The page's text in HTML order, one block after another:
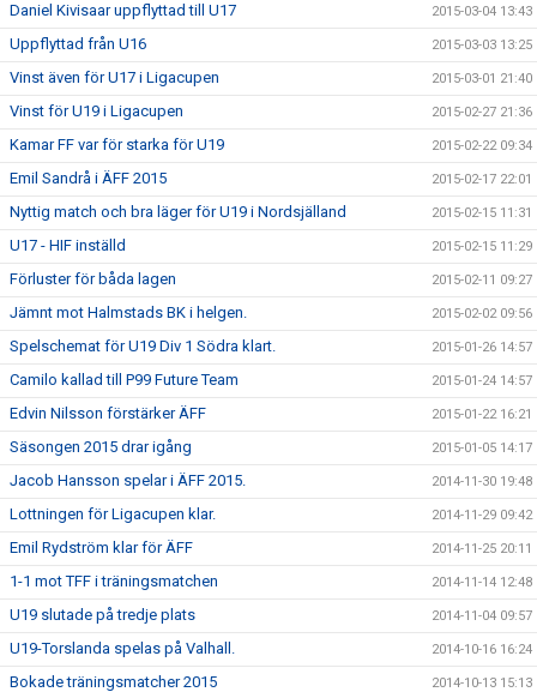
Daniel Kivisaar uppflyttad till U17 2015-03-04 13:43
Uppflyttad från U16 2015-03-03 13:25
Vinst även för U17 i Ligacupen 2015-03-01 21:40
Vinst för U19 i Ligacupen 2015-02-27 21:36
Kamar FF var för starka för U19 2015-02-22 09:34
Emil Sandrå i ÄFF 2015 2015-02-17 22:01
Nyttig match och bra läger för U19 i Nordsjälland 2015-02-15 11:31
U17 - HIF inställd 2015-02-15 11:29
Förluster för båda lagen 2015-02-11 09:27
Jämnt mot Halmstads BK i helgen. 2015-02-02 09:56
Spelschemat för U19 Div 1 Södra klart. 2015-01-26 14:57
Camilo kallad till P99 Future Team 2015-01-24 14:57
Edvin Nilsson förstärker ÄFF 2015-01-22 16:21
Säsongen 2015 drar igång 2015-01-05 14:17
Jacob Hansson spelar i ÄFF 2015. 2014-11-30 19:48
Lottningen för Ligacupen klar. 2014-11-29 09:42
Emil Rydström klar för ÄFF 2014-11-25 20:11
1-1 mot TFF i träningsmatchen 2014-11-14 12:48
U19 slutade på tredje plats 2014-11-04 09:57
U19-Torslanda spelas på Valhall. 2014-10-16 16:24
Bokade träningsmatcher 2015 2014-10-13 15:13